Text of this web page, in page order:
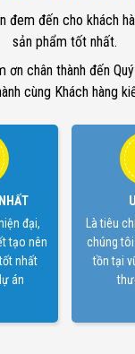
đem đến cho khách
sản phẩm tốt nhất.
ơn chân thành đến
cùng Khách hàng
đại,
tạo nên
nhất
án
Là tiêu
chúng
tồn tại